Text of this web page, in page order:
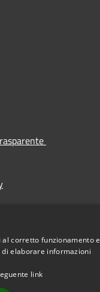
corretto funzionamento e
di elaborare informazioni
link